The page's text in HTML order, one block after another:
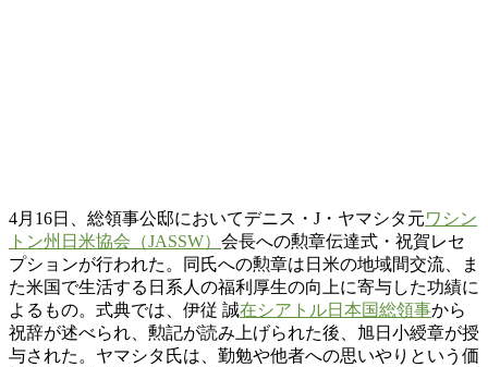
4月16日、総領事公邸においてデニス・J・ヤマシタ元ワシン
トン州日米協会（JASSW） 会長への勲章伝達式・祝賀レセ
プションが行われた。同氏への勲章は日米の地域間交流、ま
た米国で生活する日系人の福利厚生の向上に寄与した功績に
よるもの。式典では、伊従 誠在シアトル日本国総領事から
祝辞が述べられ、勲記が読み上げられた後、旭日小綬章が授
与された。ヤマシタ氏は、勤勉や他者への思いやりという価